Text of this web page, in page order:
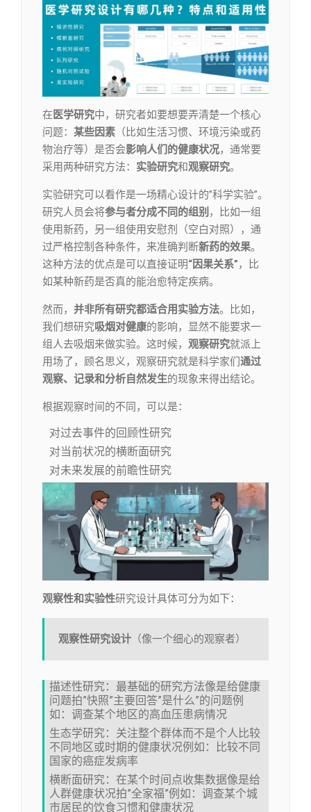
在 医学研究中，研究者如要想要弄清楚一个核心
问题： 某些因素 （比如生活习惯、环境污染或药
物治疗等）是否会影响人们的健康状况，通常要
采用两种研究方法： 实验研究和观察研究。
实验研究可以看作是一场精心设计的”科学实验”。
研究人员会将参与者分成不同的组别 ，比如一组
使用新药，另一组使用安慰剂（空白对照），通
过严格控制各种条件，来准确判断新药的效果。
这种方法的优点是可以直接证明“因果关系”，比
如某种新药是否真的能治愈特定疾病。
然而， 并非所有研究都适合用实验方法。比如，
我们想研究吸烟对健康的影响，显然不能要求一
组人去吸烟来做实验。这时候， 观察研究就派上
用场了，顾名思义，观察研究就是科学家们通过
观察、记录和分析自然发生的现象来得出结论。
根据观察时间的不同，可以是：
对过去事件的回顾性研究
对当前状况的横断面研究
对未来发展的前瞻性研究
观察性和实验性研究设计具体可分为如下：
观察性研究设计 （像一个细心的观察者）
描述性研究：最基础的研究方法像是给健康
问题拍”快照”主要回答”是什么”的问题例
如：调查某个地区的高血压患病情况
生态学研究：关注整个群体而不是个人比较
不同地区或时期的健康状况例如：比较不同
国家的癌症发病率
横断面研究：在某个时间点收集数据像是给
人群健康状况拍”全家福”例如：调查某个城
市居民的饮食习惯和健康状况